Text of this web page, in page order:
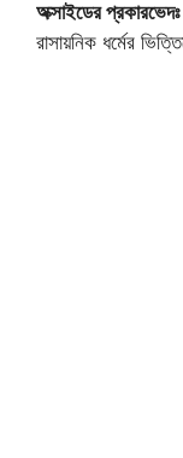
অক্সাইডের প্রকারভেদঃ
রাসায়নিক ধর্মের